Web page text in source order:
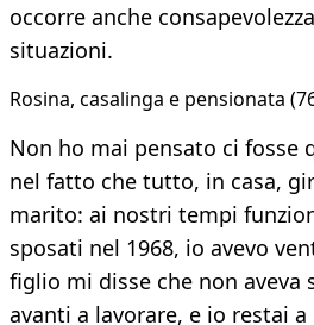
occorre anche
situazioni.
Rosina, casalinga e pensionata
Non ho mai pensato ci fosse
nel fatto che tutto, in casa,
marito: ai nostri tempi
sposati nel 1968, io avevo
figlio mi disse che non aveva
avanti a lavorare, e io restai a